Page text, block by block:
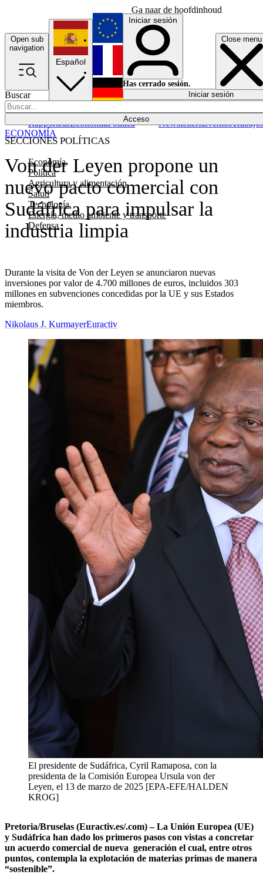
Ga naar de hoofdinhoud
Open sub
navigation
Close menu
Buscar
Acceso
SECCIONES POLÍTICAS
Economía
Política
Agricultura y alimentación
Salud
Tecnología
Energía, medio ambiente y transporte
Defensa
RapporteurEconomíaPolítica NewslettersEventosTrabajos
Español
English
Français
Iniciar sesión
Has cerrado sesión.
Iniciar sesión
Von der Leyen propone un
nuevo pacto comercial con
Sudáfrica para impulsar la
industria limpia
Durante la visita de Von der Leyen se anunciaron nuevas
inversiones por valor de 4.700 millones de euros, incluidos 303
millones en subvenciones concedidas por la UE y sus Estados
miembros.
ECONOMÍA
Nikolaus J. KurmayerEuractiv
El presidente de Sudáfrica, Cyril Ramaposa, con la
presidenta de la Comisión Europea Ursula von der
Leyen, el 13 de marzo de 2025 [EPA-EFE/HALDEN
KROG]
Pretoria/Bruselas (Euractiv.es/.com) – La Unión Europea (UE)
y Sudáfrica han dado los primeros pasos con vistas a concretar
un acuerdo comercial de nueva generación el cual, entre otros
puntos, contempla la explotación de materias primas de manera
“sostenible”.